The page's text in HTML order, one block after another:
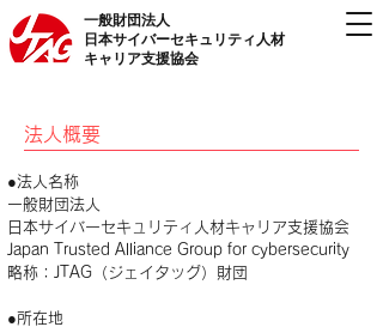
一般財団法人
日本サイバーセキュリティ人材
キャリア支援協会
法人概要
●法人名称
一般財団法人
日本サイバーセキュリティ人材キャリア支援協会
Japan Trusted Alliance Group for cybersecurity
略称：JTAG（ジェイタッグ）財団
●所在地